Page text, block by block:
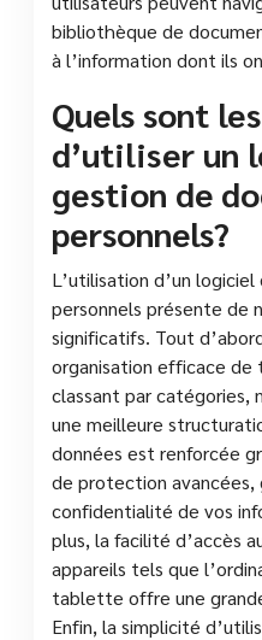
bibliothèque de
à l’information dont ils
Quels sont
d’utiliser un
gestion de
personnels?
L’utilisation d’un
personnels présente de
significatifs. Tout
organisation efficace de
classant par catégories,
une meilleure
données est renforcée
de protection avancées,
confidentialité de vos
plus, la facilité d’accès
appareils tels que
tablette offre une
Enfin, la simplicité